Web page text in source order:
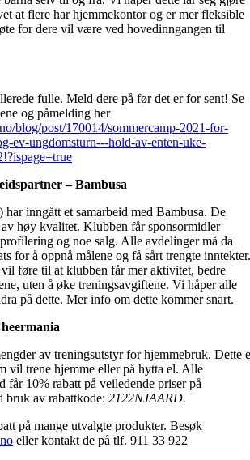
at flere har hjemmekontor og er mer fleksible
for dere vil være ved hovedinngangen til
fulle. Meld dere på før det er for sent! Se
og påmelding her
blog/post/170014/sommercamp-2021-for-
ev-ungdomsturn---hold-av-enten-uke-
– Bambusa
inngått et samarbeid med Bambusa. De
høy kvalitet. Klubben får sponsormidler
og noe salg. Alle avdelinger må da
for å oppnå målene og få sårt trengte inntekter.
vil føre til at klubben får mer aktivitet, bedre
uten å øke treningsavgiftene. Vi håper alle
på dette. Mer info om dette kommer snart.
av treningsutstyr for hjemmebruk. Dette
vil trene hjemme eller på hytta el. Alle
får 10% rabatt på veiledende priser på
bruk av rabattkode: 2122NJAARD.
på mange utvalgte produkter. Besøk
eller kontakt de på tlf. 911 33 922